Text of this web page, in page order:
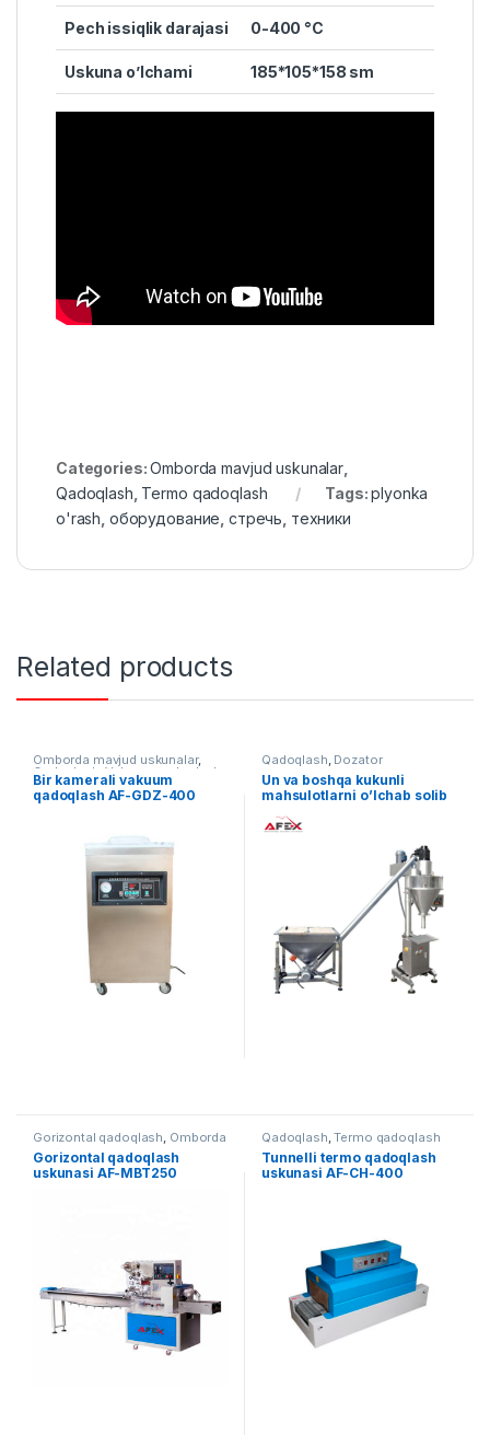
Pech issiqlik darajasi 0-400 °C
Uskuna o’lchami 185*105*158 sm
Categories:Omborda mavjud uskunalar,
Qadoqlash Termo qadoqlash Tags:plyonka
o'rash оборудование стречь техники
Related products
Omborda mavjud uskunalar,
Qadoqlash ,Vakuum qadoqlash
Bir kamerali vakuum
qadoqlash AF-GDZ-400
Qadoqlash, Dozator
Un va boshqa kukunli
mahsulotlarni o’lchab solib
Gorizontal qadoqlash, Omborda
mavjud uskunalar Qadoqlash
Gorizontal qadoqlash
uskunasi AF-MBT250
Qadoqlash,Termo qadoqlash
Tunnelli termo qadoqlash
uskunasi AF-CH-400